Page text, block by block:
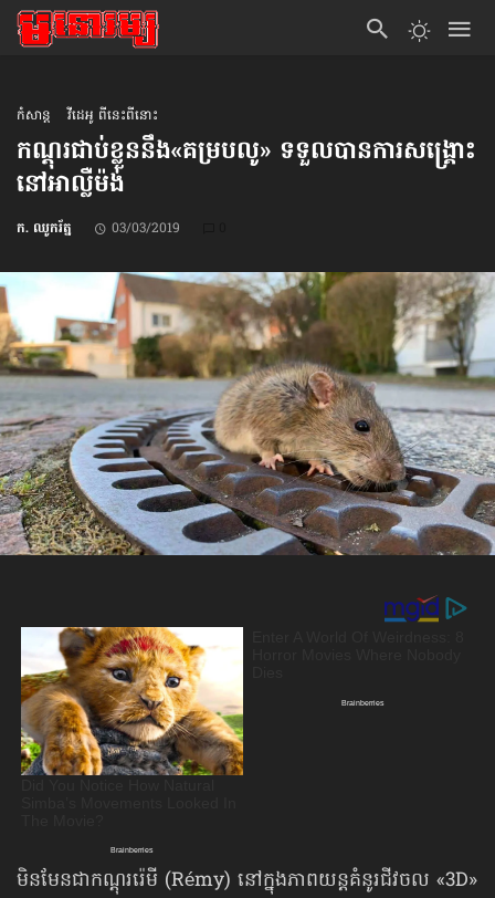
កំសាន្ដ វីដេអូ ពីនេះពីនោះ
កណ្ដុរ​ជាប់ខ្លួន​នឹង​«គម្របលូ» ទទួលបាន​ការសង្គ្រោះ​
នៅអាល្លឺម៉ង់
ក. ឈូករ័ត្ន 03/03/2019
មិនមែនជាកណ្ដុររ៉េមី (Rémy) នៅក្នុងភាពយន្ដគំនូរជីវចល «3D»